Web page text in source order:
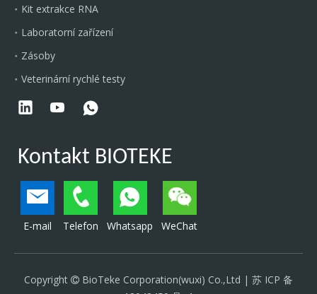
Kit extrakce RNA
Laboratorní zařízení
Zásoby
Veterinární rychlé testy
Kontakt BIOTEKE
E-mail Telefon Whatsapp WeChat
Copyright  BioTeke Corporation(wuxi) Co.,Ltd | 苏 ICP 备